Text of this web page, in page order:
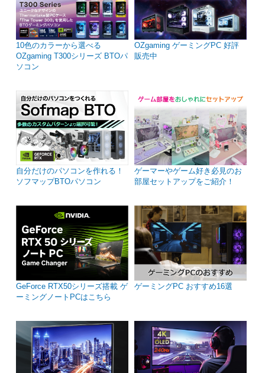
10色のカラーから選べる
OZgaming T300シリーズ BTOパ
ソコン
OZgaming ゲーミングPC 好評
販売中
自分だけのパソコンを作れる！
ソフマップBTOパソコン
ゲーマーやゲーム好き必見のお
部屋セットアップをご紹介！
GeForce RTX50シリーズ搭載 ゲ
ーミングノートPCはこちら
ゲーミングPC おすすめ16選